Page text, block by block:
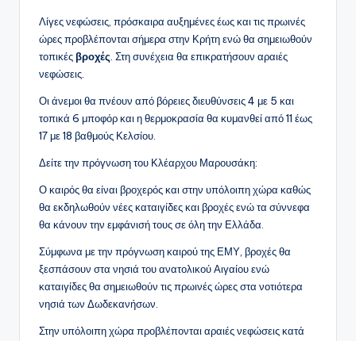
Λίγες νεφώσεις, πρόσκαιρα αυξημένες έως και τις πρωινές
ώρες προβλέπονται σήμερα στην Κρήτη ενώ θα σημειωθούν
τοπικέςβροχές . Στη συνέχεια θα επικρατήσουν αραιές
νεφώσεις.
Οι άνεμοι θα πνέουν από βόρειες διευθύνσεις 4 με 5 και
τοπικά 6 μποφόρ και ηθερμοκρασία θα κυμανθεί από 11 έως
17 με 18 βαθμούς Κελσίου.
Δείτε την πρόγνωση του Κλέαρχου Μαρουσάκη:
Ο καιρός θα είναι βροχερός και στην υπόλοιπη χώρα καθώς
θα εκδηλωθούν νέεςκαταιγίδες και βροχές ενώ τα σύννεφα
θα κάνουν την εμφάνισή τους σε όλη την Ελλάδα.
Σύμφωνα με την πρόγνωση καιρού της ΕΜΥ, βροχές θα
ξεσπάσουν στα νησιά του ανατολικού Αιγαίου ενώ
καταιγίδες θα σημειωθούν τις πρωινές ώρες στα νοτιότερα
νησιά των Δωδεκανήσων.
Στην υπόλοιπη χώρα προβλέπονται αραιές νεφώσεις κατά